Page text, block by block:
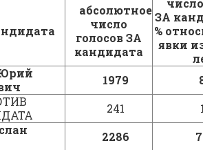
абсолютное
число
голосов ЗА
кандидата
ЗА
%
явки
1979
241
2286